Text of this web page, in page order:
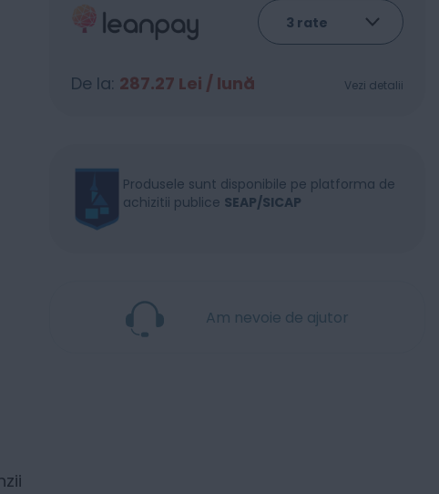
De la: 287.27 Lei / lună Vezi detalii
Produsele sunt disponibile pe platforma de
achizitii publice SEAP/SICAP
Am nevoie de ajutor